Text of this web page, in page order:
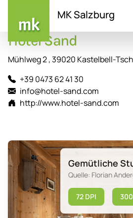
Inhalt
MK Salzburg
Hotel Sand
Mühlweg 2 , 39020 Kastelbell-
+39 0473 62 41 30
info@hotel-sand.com
http://www.hotel-sand.com
Gemütliche
Quelle: Florian
72 DPI